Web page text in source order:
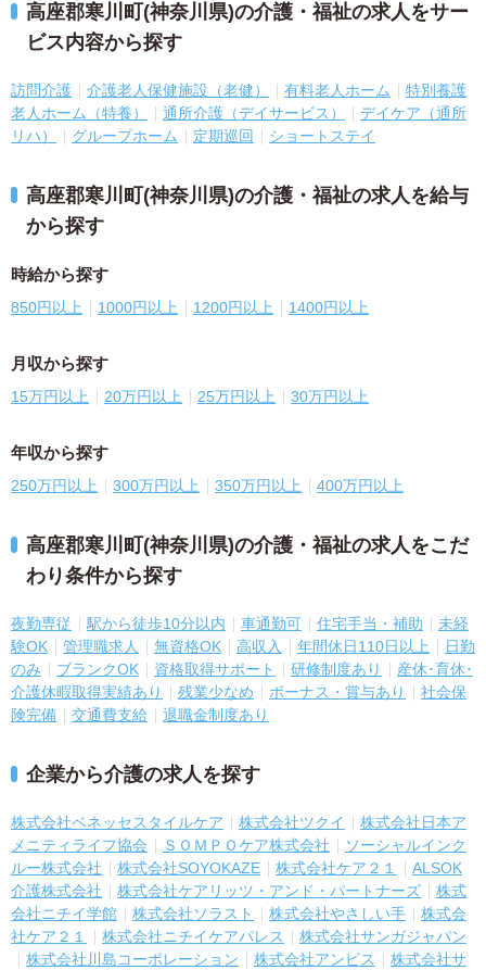
高座郡寒川町(神奈川県)の介護・福祉の求人をサー
ビス内容から探す
訪問介護 介護老人保健施設（老健） 有料老人ホーム
特別養護
老人ホーム（特養）
通所介護（デイサービス）
デイケア（通所
リハ）
グループホーム 定期巡回 ショートステイ
高座郡寒川町(神奈川県)の介護・福祉の求人を給与
から探す
時給から探す
850円以上 1000円以上 1200円以上 1400円以上
月収から探す
15万円以上 20万円以上 25万円以上 30万円以上
年収から探す
250万円以上 300万円以上 350万円以上 400万円以上
高座郡寒川町(神奈川県)の介護・福祉の求人をこだ
わり条件から探す
夜勤専従 駅から徒歩10分以内 車通勤可 住宅手当・補助
未経
験OK
管理職求人 無資格OK 高収入 年間休日110日以上
日勤
のみ
ブランクOK 資格取得サポート 研修制度あり
産休･育休･
介護休暇取得実績あり
残業少なめ ボーナス・賞与あり
社会保
険完備
交通費支給 退職金制度あり
企業から介護の求人を探す
株式会社ベネッセスタイルケア 株式会社ツクイ
株式会社日本ア
メニティライフ協会
ＳＯＭＰＯケア株式会社
ソーシャルインク
ルー株式会社
株式会社SOYOKAZE 株式会社ケア２１
ALSOK
介護株式会社
株式会社ケアリッツ・アンド・パートナーズ
株式
会社ニチイ学館
株式会社ソラスト 株式会社やさしい手
株式会
社ケア２１
株式会社ニチイケアパレス
株式会社サンガジャパン
株式会社川島コーポレーション
株式会社アンビス
株式会社サ